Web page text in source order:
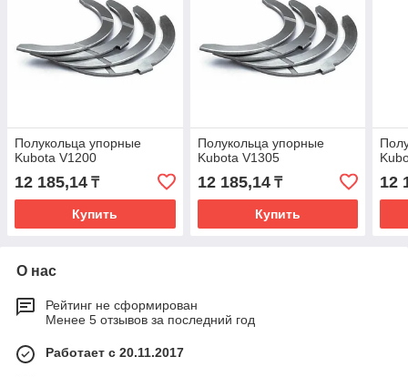
Полукольца упорные
Kubota V1200
12 185,14 ₸
Купить
Полукольца упорные
Kubota V1305
12 185,14₸
Купить
12
О нас
Рейтинг не сформирован
Менее 5 отзывов за последний год
Работает с 20.11.2017